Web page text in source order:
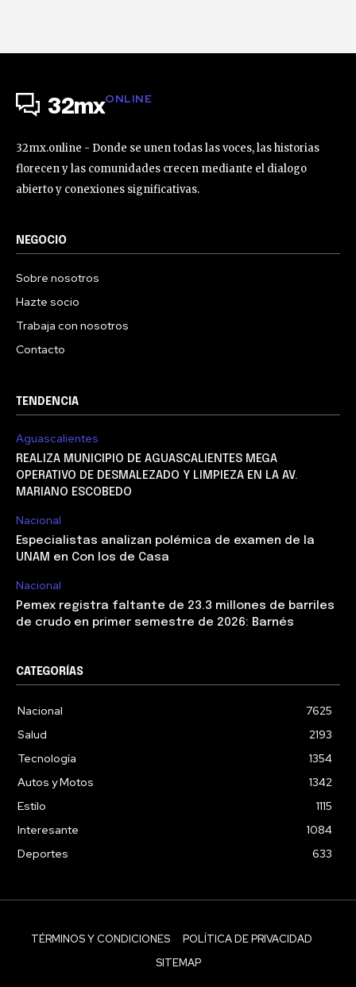
32mxONLINE
32mx.online - Donde se unen todas las voces, las historias
florecen y las comunidades crecen mediante el dialogo
abierto y conexiones significativas.
NEGOCIO
Sobre nosotros
Hazte socio
Trabaja con nosotros
Contacto
TENDENCIA
Aguascalientes
REALIZA MUNICIPIO DE AGUASCALIENTES MEGA
OPERATIVO DE DESMALEZADO Y LIMPIEZA EN LA AV.
MARIANO ESCOBEDO
Nacional
Especialistas analizan polémica de examen de la
UNAM en Con los de Casa
Nacional
Pemex registra faltante de 23.3 millones de barriles
de crudo en primer semestre de 2026: Barnés
CATEGORÍAS
Nacional
7625
Salud
2193
Tecnología
1354
Autos y Motos
1342
Estilo
1115
Interesante
1084
Deportes
633
TÉRMINOS Y CONDICIONES
POLÍTICA DE PRIVACIDAD
SITEMAP